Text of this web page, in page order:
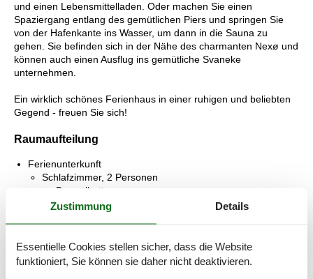
und einen Lebensmittelladen. Oder machen Sie einen
Spaziergang entlang des gemütlichen Piers und springen Sie
von der Hafenkante ins Wasser, um dann in die Sauna zu
gehen. Sie befinden sich in der Nähe des charmanten Nexø und
können auch einen Ausflug ins gemütliche Svaneke
unternehmen.
Ein wirklich schönes Ferienhaus in einer ruhigen und beliebten
Gegend - freuen Sie sich!
Raumaufteilung
Ferienunterkunft
Schlafzimmer, 2 Personen
Doppelbett
Schlafzimmer, 2 Personen
Zustimmung Details
Essentielle Cookies stellen sicher, dass die Website
funktioniert, Sie können sie daher nicht deaktivieren.